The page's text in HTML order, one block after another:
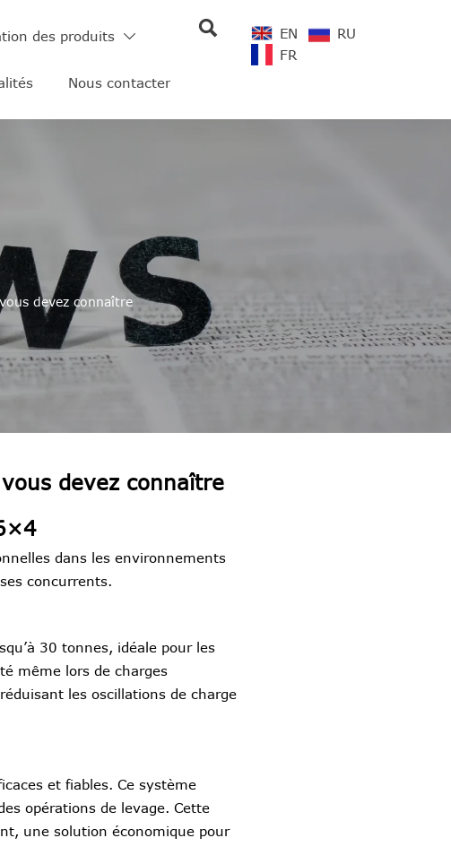
des produits 
Nous contacter
 EN
RU
FR
devez connaître
devez connaître
dans les environnements
concurrents.
30 tonnes, idéale pour les
même lors de charges
les oscillations de charge
et fiables. Ce système
opérations de levage. Cette
une solution économique pour